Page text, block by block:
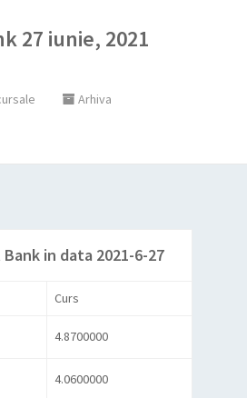
27 iunie, 2021
Arhiva
Bank in data 2021-6-27
Curs
4.8700000
4.0600000